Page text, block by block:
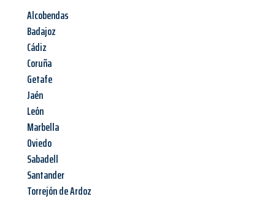
Alcobendas
Badajoz
Cádiz
Coruña
Getafe
Jaén
León
Marbella
Oviedo
Sabadell
Santander
Torrejón de Ardoz